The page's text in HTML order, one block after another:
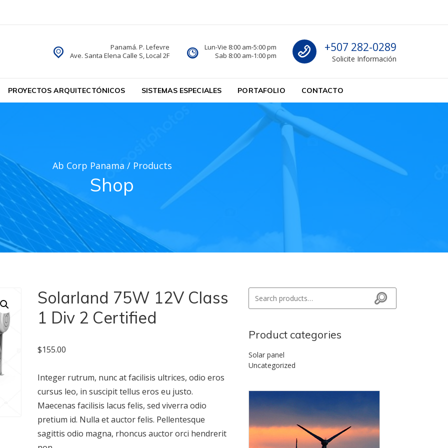
PROYECTOS ARQUITECTÓNICOS SISTEMAS ESPECIALES PORTAFOLIO CONTACTO
Llámenos
+507 282-0289
Solicite Información
Lun-Vie 8:00 am-5:00 pm
Sab 8:00 am-1:00 pm
Panamá. P. Lefevre
Ave. Santa Elena Calle S, Local 2F
Shop
Ab Corp Panama / Products
Solarland 75W 12V Class
1 Div 2 Certified
$155.00
Integer rutrum, nunc at facilisis ultrices, odio eros
cursus leo, in suscipit tellus eros eu justo.
Maecenas facilisis lacus felis, sed viverra odio
pretium id. Nulla et auctor felis. Pellentesque
sagittis odio magna, rhoncus auctor orci hendrerit
Search
Product categories
Solar panel
Uncategorized